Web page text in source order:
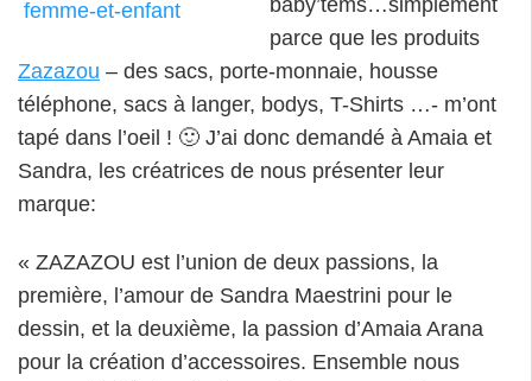
baby’tems…simplement
parce que les produits
Zazazou – des sacs, porte-monnaie, housse
téléphone, sacs à langer, bodys, T-Shirts …- m’ont
tapé dans l’oeil ! 🙂 J’ai donc demandé à Amaia et
Sandra, les créatrices de nous présenter leur
marque:
« ZAZAZOU est l’union de deux passions, la
première, l’amour de Sandra Maestrini pour le
dessin, et la deuxième, la passion d’Amaia Arana
pour la création d’accessoires. Ensemble nous